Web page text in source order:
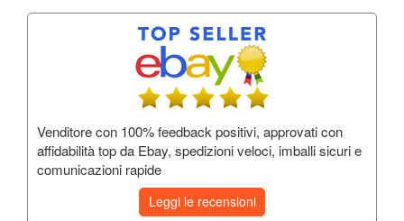
Venditore con 100% feedback positivi, approvati con
affidabilità top da Ebay, spedizioni veloci, imballi sicuri e
comunicazioni rapide
Leggi le recensioni